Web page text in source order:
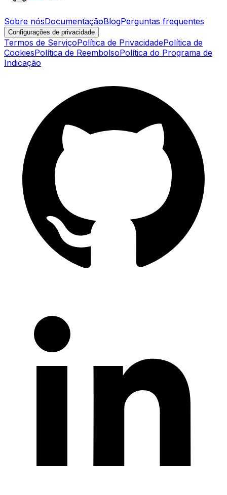
Sobre nósDocumentaçãoBlogPerguntas frequentes
Configurações de privacidade
Termos de ServiçoPolítica de PrivacidadePolítica de
CookiesPolítica de ReembolsoPolítica do Programa de
Indicação